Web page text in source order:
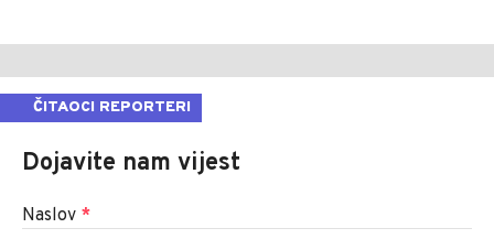
ČITAOCI REPORTERI
Dojavite nam vijest
Naslov *